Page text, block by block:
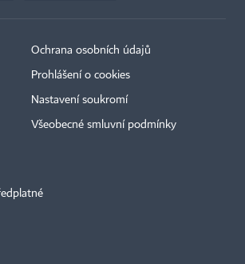
Ochrana osobních údajů
Prohlášení o cookies
Nastavení soukromí
Všeobecné smluvní podmínky